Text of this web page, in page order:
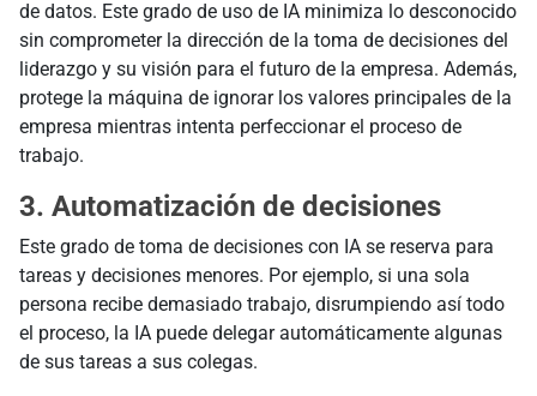
de datos. Este grado de uso de IA minimiza lo desconocido
sin comprometer la dirección de la toma de decisiones del
liderazgo y su visión para el futuro de la empresa. Además,
protege la máquina de ignorar los valores principales de la
empresa mientras intenta perfeccionar el proceso de
trabajo.
3. Automatización de decisiones
Este grado de toma de decisiones con IA se reserva para
tareas y decisiones menores. Por ejemplo, si una sola
persona recibe demasiado trabajo, disrumpiendo así todo
el proceso, la IA puede delegar automáticamente algunas
de sus tareas a sus colegas.